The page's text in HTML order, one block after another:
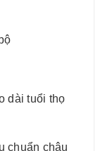
dài tuổi thọ
chuẩn châu